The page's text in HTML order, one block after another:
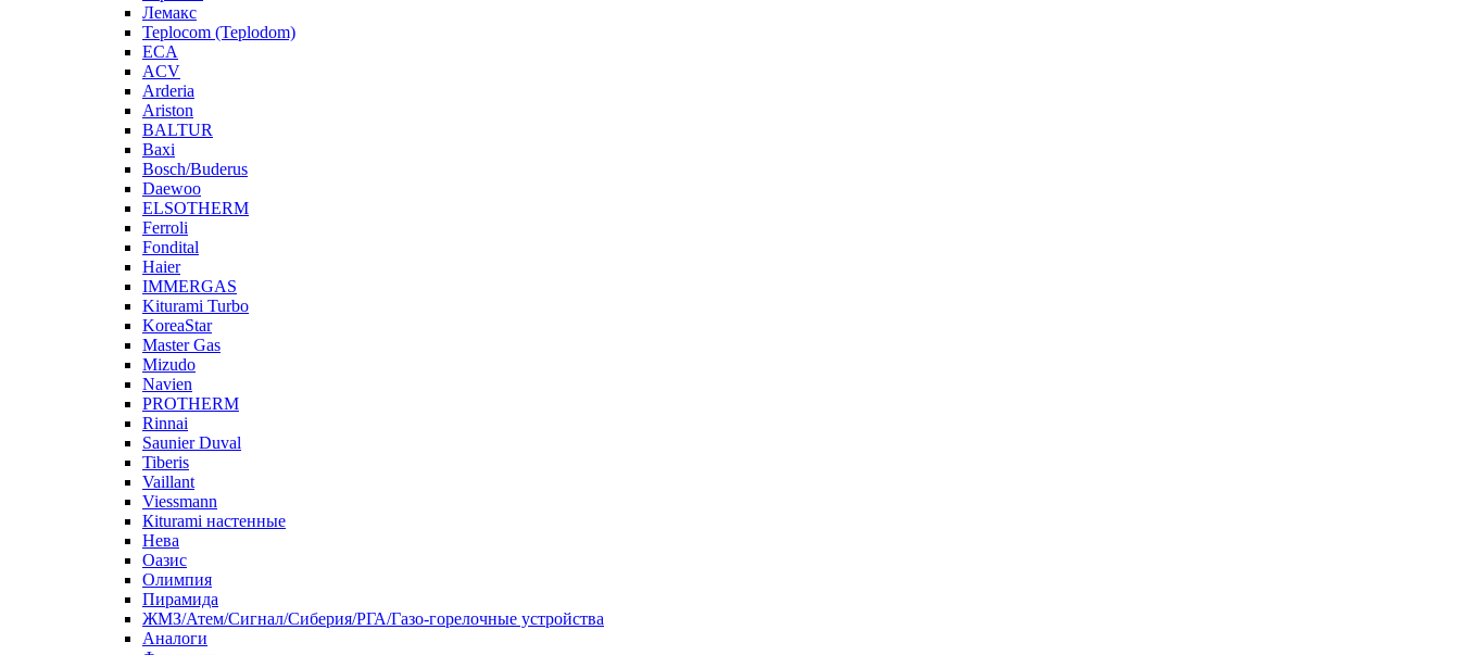
Лемакс
Teplocom (Teplodom)
ECA
ACV
Arderia
Ariston
BALTUR
Baxi
Bosch/Buderus
Daewoo
ELSOTHERM
Ferroli
Fondital
Haier
IMMERGAS
Kiturami Turbo
KoreaStar
Master Gas
Mizudo
Navien
PROTHERM
Rinnai
Saunier Duval
Tiberis
Vaillant
Viessmann
Кiturami настенные
Нева
Оазис
Олимпия
Пирамида
ЖМЗ/Атем/Сигнал/Сиберия/РГА/Газо-горелочные устройства
Aналоги